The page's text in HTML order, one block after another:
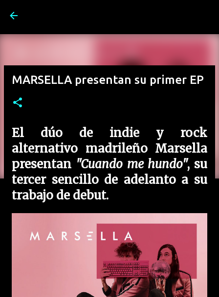
MARSELLA presentan su primer EP
El dúo de indie y rock
alternativo madrileño Marsella
presentan "Cuando me hundo", su
tercer sencillo de adelanto a su
trabajo de debut.